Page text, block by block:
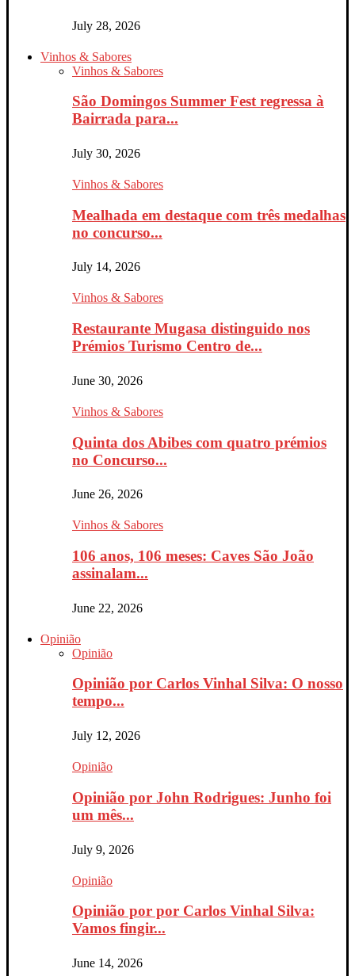
July 28, 2026
Vinhos & Sabores
Vinhos & Sabores
São Domingos Summer Fest regressa à
Bairrada para...
July 30, 2026
Vinhos & Sabores
Mealhada em destaque com três medalhas
no concurso...
July 14, 2026
Vinhos & Sabores
Restaurante Mugasa distinguido nos
Prémios Turismo Centro de...
June 30, 2026
Vinhos & Sabores
Quinta dos Abibes com quatro prémios
no Concurso...
June 26, 2026
Vinhos & Sabores
106 anos, 106 meses: Caves São João
assinalam...
June 22, 2026
Opinião
Opinião
Opinião por Carlos Vinhal Silva: O nosso
tempo...
July 12, 2026
Opinião
Opinião por John Rodrigues: Junho foi
um mês...
July 9, 2026
Opinião
Opinião por por Carlos Vinhal Silva:
Vamos fingir...
June 14, 2026